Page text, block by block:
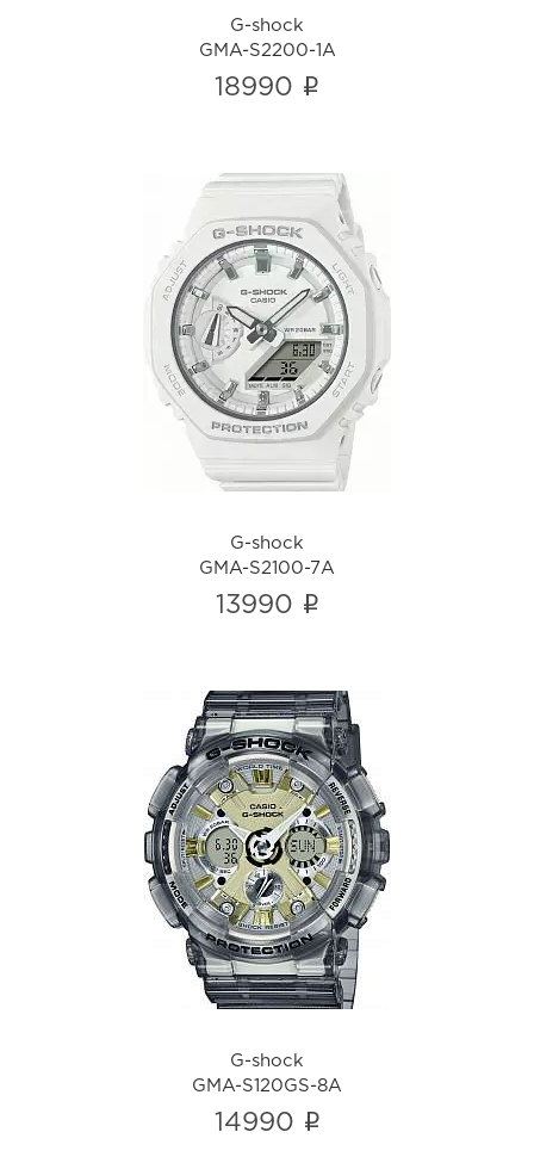
G-shock
GMA-S2200-1A
18990 i
G-shock
GMA-S2100-7A
i
G-shock
GMA-S2100-7A
13990 i
G-shock
GMA-S120GS-8A
i
G-shock
GMA-S120GS-8A
14990 i